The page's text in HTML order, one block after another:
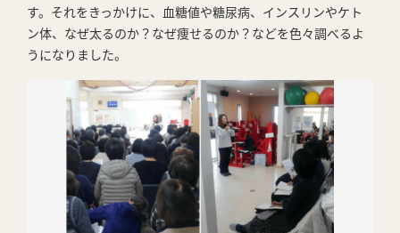
す。それをきっかけに、血糖値や糖尿病、インスリンやケト
ン体、なぜ太るのか？なぜ痩せるのか？などを色々調べるよ
うになりました。